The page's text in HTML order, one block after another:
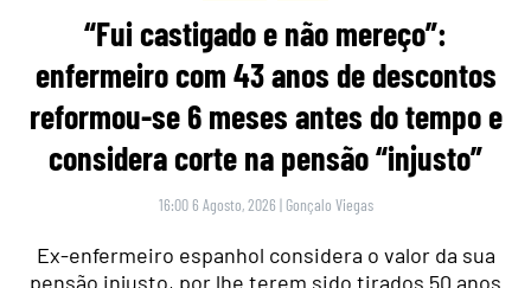
“Fui castigado e não mereço”:
enfermeiro com 43 anos de descontos
reformou-se 6 meses antes do tempo e
considera corte na pensão “injusto”
16:00 6 Agosto, 2026 | Gonçalo Viegas
Ex-enfermeiro espanhol considera o valor da sua
pensão injusto, por lhe terem sido tirados 50 anos